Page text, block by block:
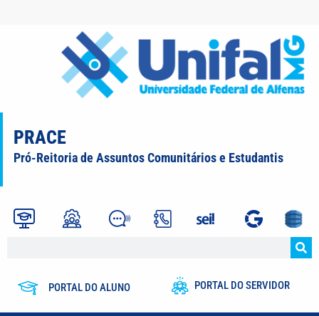
PRACE
Pró-Reitoria de Assuntos Comunitários e Estudantis
PORTAL DO ALUNO PORTAL DO SERVIDOR